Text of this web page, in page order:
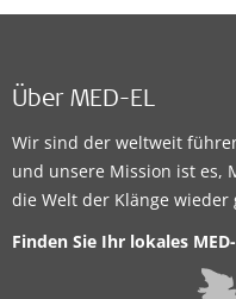
Über MED-EL
Wir sind der weltweit
und unsere Mission ist es,
die Welt der Klänge wieder
Finden Sie Ihr lokales